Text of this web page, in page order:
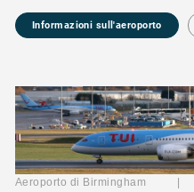
Informazioni sull'aeroporto
Aeroporto di